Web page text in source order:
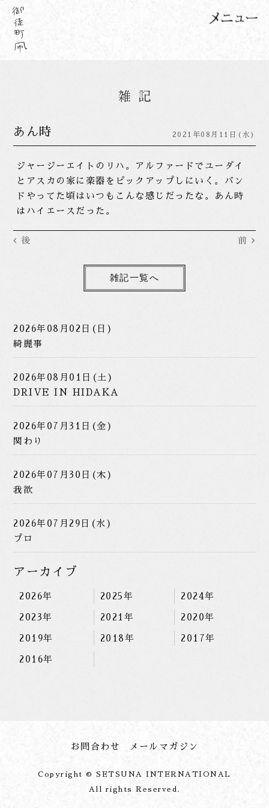
あん時 2021年08月11日(水)
ジャージーエイトのリハ。アルファードでユーダイ
とアスカの家に楽器をピックアップしにいく。バン
ドやってた頃はいつもこんな感じだったな。あん時
はハイエースだった。
後 前
雑記一覧へ
2026年08月02日(日)
綺麗事
2026年08月01日(土)
DRIVE IN HIDAKA
2026年07月31日(金)
関わり
2026年07月30日(木)
我欲
2026年07月29日(水)
プロ
アーカイブ
2026年 2025年 2024年
2023年 2021年 2020年
2019年 2018年 2017年
2016年
お問合わせ メールマガジン
Copyright © SETSUNA INTERNATIONAL
All rights Reserved.